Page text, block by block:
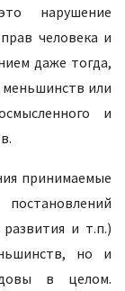
нарушение
человека и
даже тогда,
меньшинств или
и
принимаемые
и т.п.)
но и
в целом.